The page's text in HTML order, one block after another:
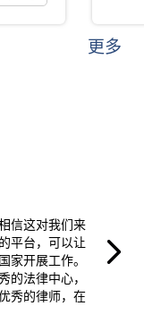
更多
信这对我们来
平台，可以让
家开展工作。
的法律中心，
秀的律师，在